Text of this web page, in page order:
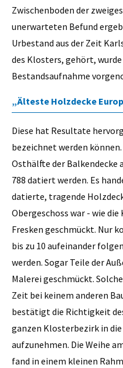
Zwischenboden der
unerwarteten Befund
Urbestand aus der Zeit
des Klosters, gehört,
Bestandsaufnahme
„Älteste Holzdecke
Diese hat Resultate
bezeichnet werden
Osthälfte der Balkendecke
788 datiert werden. Es
datierte, tragende
Obergeschoss war - wie
Fresken geschmückt. Nur
bis zu 10 aufeinander
werden. Sogar Teile der
Malerei geschmückt.
Zeit bei keinem anderen
bestätigt die Richtigkeit
ganzen Klosterbezirk in
aufzunehmen. Die Weihe
fand in einem kleinen